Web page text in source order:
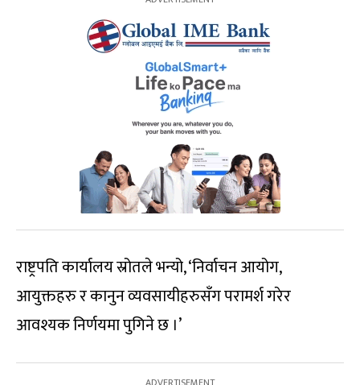
राष्ट्रपति कार्यालय स्रोतले भन्यो, ‘निर्वाचन आयोग,
आयुक्तहरु र कानुन व्यवसायीहरुसँग परामर्श गरेर
आवश्यक निर्णयमा पुगिने छ ।’